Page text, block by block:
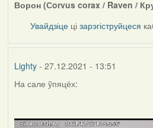
Ворон (Сorvus corax / Raven /
Увайдзіце цізарэгіструйцеся
Lighty- 27.12.2021 - 13:51
На сале ўпяцёх: